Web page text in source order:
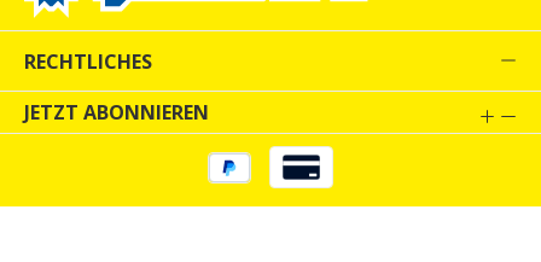
RECHTLICHES
JETZT ABONNIEREN